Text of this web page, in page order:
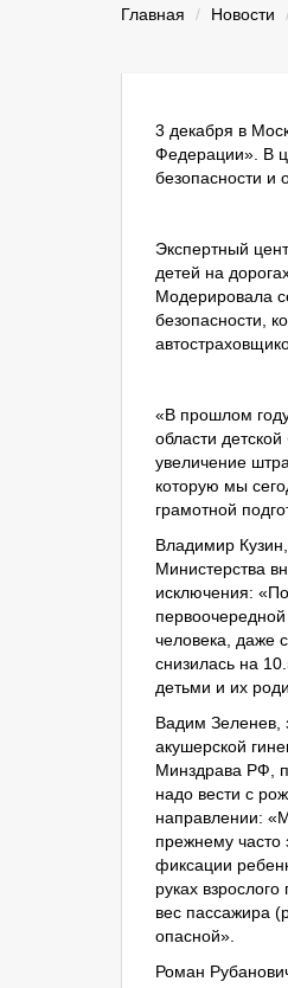
Главная Новости
3 декабря в
Федерации». В
безопасности и
Экспертный
детей на
Модерировала
безопасности,
«В прошлом
области
увеличение
которую мы
грамотной
Владимир
Министерства
исключения:
человека, даже
снизилась на
детьми и их
Вадим Зеленев,
акушерской
Минздрава РФ,
надо вести с
направлении:
прежнему часто
фиксации
руках
вес пассажира
опасной».
Роман